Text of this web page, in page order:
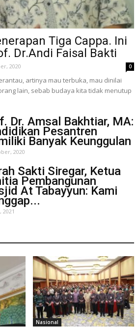
Tiga Cappa. Ini
Dr.Andi Faisal Bakti
2020 0
artinya mau terbuka, mau dinilai
lain, sebab budaya kita tidak menutup
Dr. Amsal Bakhtiar, MA:
Pesantren
Banyak Keunggulan
2020
Sakti Siregar, Ketua
Pembangunan
At Tabayyun: Kami
2021
Nasional